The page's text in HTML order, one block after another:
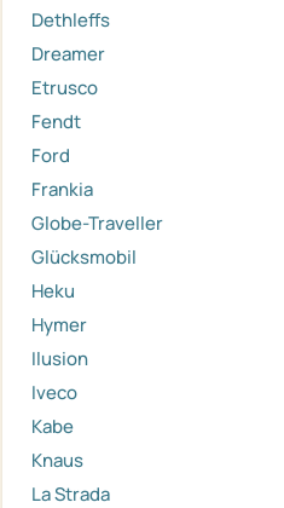
Dethleffs
Dreamer
Etrusco
Fendt
Ford
Frankia
Globe-Traveller
Glücksmobil
Heku
Hymer
Ilusion
Iveco
Kabe
Knaus
La Strada